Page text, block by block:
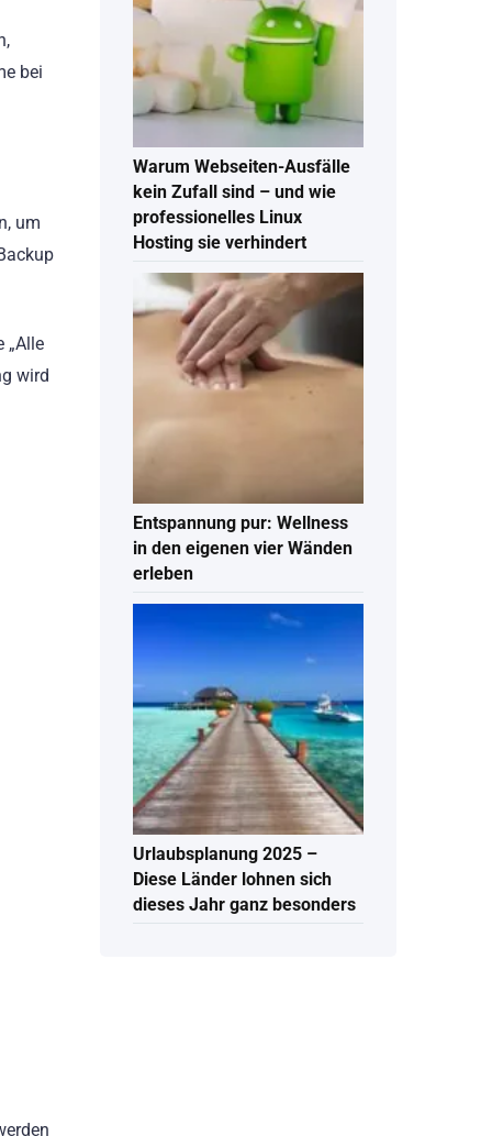
bei
um
„Alle
wird
Warum Webseiten-Ausfälle
kein Zufall sind – und wie
professionelles Linux
Hosting sie verhindert
Entspannung pur: Wellness
in den eigenen vier Wänden
erleben
Urlaubsplanung 2025 –
Diese Länder lohnen sich
dieses Jahr ganz besonders